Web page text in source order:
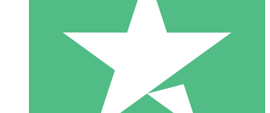
Individuele Creditpakketten
Betaal per gebruik met downloadtegoeden. Geen maandelijkse
1000